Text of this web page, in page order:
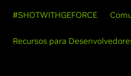
#SHOTWITHGEFORCE
Recursos para